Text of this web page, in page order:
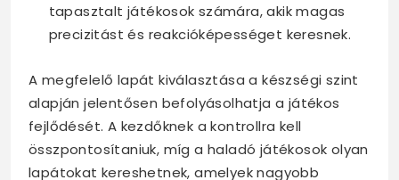
tapasztalt játékosok számára, akik magas
precizitást és reakcióképességet keresnek.
A megfelelő lapát kiválasztása a készségi szint
alapján jelentősen befolyásolhatja a játékos
fejlődését. A kezdőknek a kontrollra kell
összpontosítaniuk, míg a haladó játékosok olyan
lapátokat kereshetnek, amelyek nagyobb